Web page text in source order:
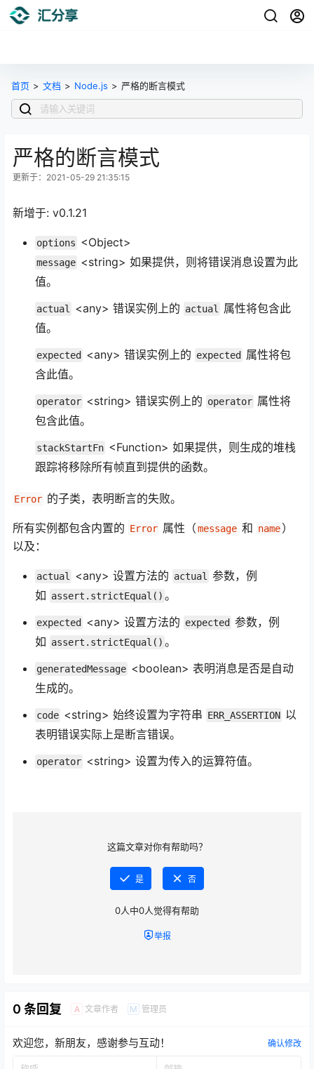
首页 > 文档 > Node.js > 严格的断言模式
严格的断言模式
更新于：2021-05-29 21:35:15
新增于: v0.1.21
options <Object>
message <string> 如果提供，则将错误消息设置为此
值。
actual <any> 错误实例上的 actual
属性将包含此
值。
expected <any> 错误实例上的 expected
属性将包
含此值。
operator <string> 错误实例上的 operator 属性将
包含此值。
stackStartFn <Function> 如果提供，则生成的堆栈
跟踪将移除所有帧直到提供的函数。
Error 的子类，表明断言的失败。
所有实例都包含内置的 Error 属性（message 和 name）
以及：
actual <any> 设置方法的 actual
参数，例
如 assert.strictEqual() 。
expected <any> 设置方法的 expected 参数，例
如 assert.strictEqual() 。
generatedMessage <boolean> 表明消息是否是自动
生成的。
code <string> 始终设置为字符串 ERR_ASSERTION 以
表明错误实际上是断言错误。
operator <string> 设置为传入的运算符值。
这篇文章对你有帮助吗？
是 否
0人中0人觉得有帮助
举报
0 条回复 A 文章作者 M 管理员
欢迎您，新朋友，感谢参与互动！ 确认修改